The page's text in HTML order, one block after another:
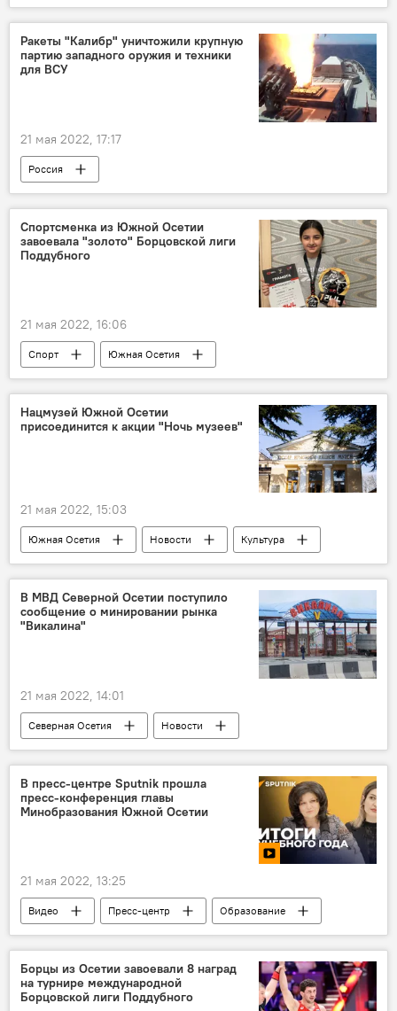
МВД России
Ракеты "Калибр" уничтожили крупную
партию западного оружия и техники
для ВСУ
21 мая 2022, 17:17
Россия
Спецоперация России по защите Донбасса
Спортсменка из Южной Осетии
завоевала "золото" Борцовской лиги
Поддубного
21 мая 2022, 16:06
Спорт
Южная Осетия
Северная Осетия
Новости
Нацмузей Южной Осетии
присоединится к акции "Ночь музеев"
21 мая 2022, 15:03
Южная Осетия Новости Культура
В МВД Северной Осетии поступило
сообщение о минировании рынка
"Викалина"
21 мая 2022, 14:01
Северная Осетия
Новости
Происшествия
МВД России
В пресс-центре Sputnik прошла
пресс-конференция главы
Минобразования Южной Осетии
21 мая 2022, 13:25
Видео Пресс-центр Образование
Борцы из Осетии завоевали 8 наград
на турнире международной
Борцовской лиги Поддубного